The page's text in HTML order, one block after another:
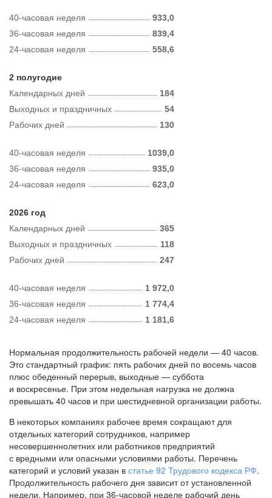
40-часовая неделя
933,0
36-часовая неделя
839,4
24-часовая неделя
558,6
2 полугодие
Календарных дней
184
Рабочих дней 130
Выходных и праздничных 54
40-часовая неделя
1039,0
36-часовая неделя
935,0
24-часовая неделя
623,0
2026 год
Календарных дней
365
Рабочих дней 247
Выходных и праздничных 118
40-часовая неделя
1 972,0
36-часовая неделя
1 774,4
24-часовая неделя
1 181,6
Нормальная продолжительность рабочей недели — 40 часов.
Это стандартный график: пять рабочих дней по восемь часов
плюс обеденный перерыв, выходные — суббота
и воскресенье. При этом недельная нагрузка не должна
превышать 40 часов и при шестидневной организации работы.
В некоторых компаниях рабочее время сокращают для
отдельных категорий сотрудников, например
несовершеннолетних или работников предприятий
с вредными или опасными условиями работы. Перечень
категорий и условий указан в статье 92 Трудового кодекса РФ.
Продолжительность рабочего дня зависит от установленной
недели. Например, при 36-часовой неделе рабочий день